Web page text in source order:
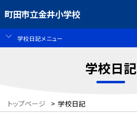
町田市立金井小学校
学校日記メニュー
学校日記
トップページ > 学校日記